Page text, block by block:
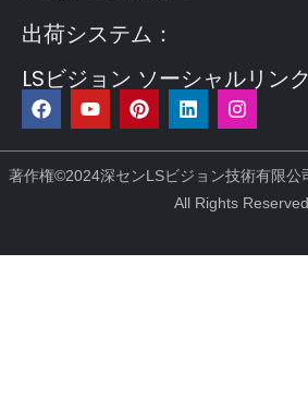
出荷システム：
LSビジョン ソーシャルリンク
フ
ェ
イ
ス
ブ
Y
o
u
t
u
ピ
ン
タ
レ
ス
リ
ン
ク
ト
イ
ン
イ
ン
ス
タ
グ
ラ
ム
著作権©2024深センLSビジョン技術有限公
All Rights Reserved.